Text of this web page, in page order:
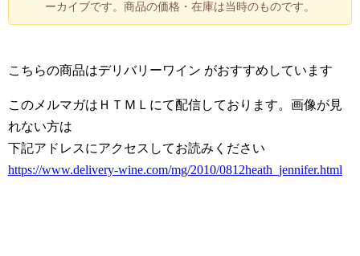
ーカイブです。商品の価格・在庫は当時のものです。
こちらの商品はデリバリーワイン がおすすめしています
このメルマガはＨＴＭＬにて配信しております。画像が見
れない方は
下記アドレスにアクセスしてお読みください
https://www.delivery-wine.com/mg/2010/0812heath_jennifer.html